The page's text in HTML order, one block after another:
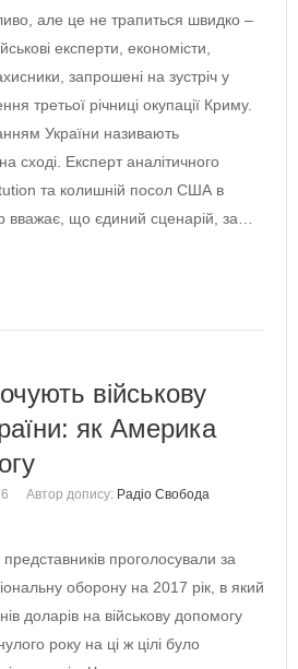
але це не трапиться швидко –
експерти, економісти,
запрошені на зустріч у
третьої річниці окупації Криму.
України називають
сході. Експерт аналітичного
та колишній посол США в
вважає, що єдиний сценарій, за…
військову
як Америка
Автор допису: Радіо Свобода
проголосували за
оборону на 2017 рік, в який
доларів на військову допомогу
року на ці ж цілі було